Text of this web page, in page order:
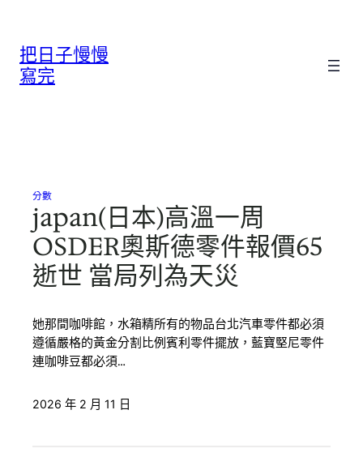
把日子慢慢
寫完
分數
japan(日本)高溫一周
OSDER奧斯德零件報價65
逝世 當局列為天災
她那間咖啡館，水箱精所有的物品台北汽車零件都必須
遵循嚴格的黃金分割比例賓利零件擺放，藍寶堅尼零件
連咖啡豆都必須…
2026 年 2 月 11 日